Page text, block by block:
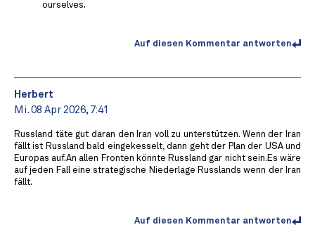
ourselves.
Auf diesen Kommentar antworten
Herbert
Mi. 08 Apr 2026, 7:41
Russland täte gut daran den Iran voll zu unterstützen. Wenn der Iran
fällt ist Russland bald eingekesselt, dann geht der Plan der USA und
Europas auf.An allen Fronten könnte Russland gar nicht sein.Es wäre
auf jeden Fall eine strategische Niederlage Russlands wenn der Iran
fällt.
Auf diesen Kommentar antworten